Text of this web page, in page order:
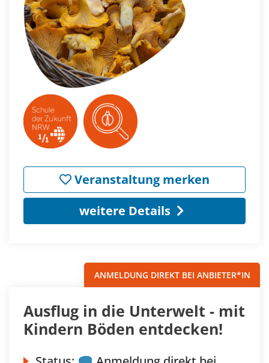
Veranstaltung merken
weitere Details
ANMELDUNG DIREKT BEI ANBIETER*IN
Ausflug in die Unterwelt - mit
Kindern Böden entdecken!